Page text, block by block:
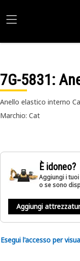
7G-5831:
Anello elastico interno
Marchio: Cat
È idoneo?
Aggiungi i
o se sono
Aggiungi
Esegui l'accesso per